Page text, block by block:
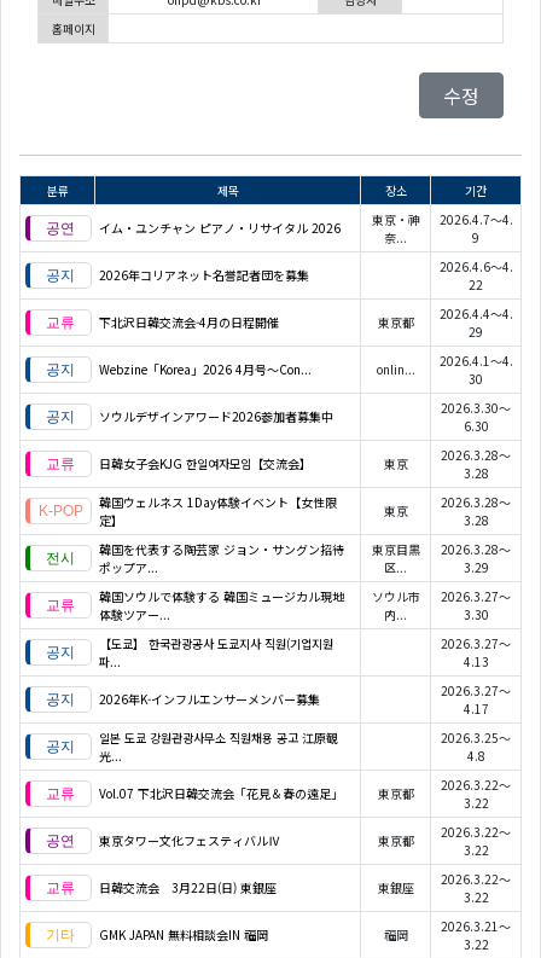
홈페이지
수정
분류 제목 장소 기간
イム・ユンチャン ピアノ・リサイタル 2026
東京・神
奈...
2026.4.7～4.
9
2026年コリアネット名誉記者団を募集
2026.4.6～4.
22
下北沢日韓交流会-4月の日程開催 東京都
2026.4.4～4.
29
Webzine「Korea」2026 4月号～Con... onlin...
2026.4.1～4.
30
ソウルデザインアワード2026参加者募集中
2026.3.30～
6.30
日韓女子会KJG 한일여자모임【交流会】 東京
2026.3.28～
3.28
韓国ウェルネス 1Day体験イベント【女性限
定】
東京
2026.3.28～
3.28
韓国を代表する陶芸家 ジョン・サングン招待
ポップア...
東京目黒
区...
2026.3.28～
3.29
韓国ソウルで体験する 韓国ミュージカル現地
体験ツアー...
ソウル市
内...
2026.3.27～
3.30
【도쿄】 한국관광공사 도쿄지사 직원(기업지원
파...
2026.3.27～
4.13
2026年K-インフルエンサーメンバー募集
2026.3.27～
4.17
일본 도쿄 강원관광사무소 직원채용 공고 江原観
光...
2026.3.25～
4.8
Vol.07 下北沢日韓交流会「花見＆春の遠足」 東京都
2026.3.22～
3.22
東京タワー文化フェスティバルⅣ 東京都
2026.3.22～
3.22
日韓交流会 3月22日(日) 東銀座 東銀座
2026.3.22～
3.22
GMK JAPAN 無料相談会IN 福岡 福岡
2026.3.21～
3.22